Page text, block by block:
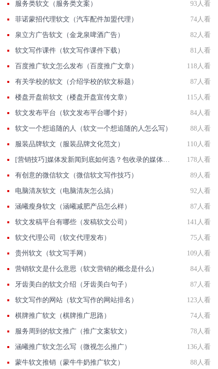
服务类软文（服务类文案） 93人看
菲诺蒙招代理软文（汽车配件加盟代理） 74人看
泉立方广告软文（金龙泉啤酒广告） 82人看
软文写作课件（软文写作课件下载） 81人看
百度推广软文怎么发布（百度推广文章） 118人看
有关学校的软文（介绍学校的软文标题） 87人看
楼盘开盘前软文（楼盘开盘宣传文章） 115人看
软文发布平台（软文发布平台哪个好） 84人看
软文一个想追随的人（软文一个想追随的人怎么写） 88人看
服装品牌软文（服装品牌文化范文） 110人看
178人看
有创意的微信软文（微信软文写作技巧） 89人看
电脑清灰软文（电脑清灰怎么搞） 92人看
涵曦瘦身软文（涵曦减肥产品怎么样） 87人看
软文发稿平台有哪些（发稿软文公司） 141人看
软文代理公司（软文代理发布） 75人看
贵州软文（软文写手网） 109人看
营销软文是什么意思（软文营销的概念是什么） 84人看
牙齿美白的软文介绍（牙齿美白句子） 87人看
软文写作的网站（软文写作的网站排名） 123人看
棋牌推广软文（棋牌推广思路） 74人看
服务周到的软文推广（推广文案软文） 78人看
涵曦推广软文怎么写（微视怎么推广） 136人看
蒙牛软文推销（蒙牛牛奶推广软文） 88人看